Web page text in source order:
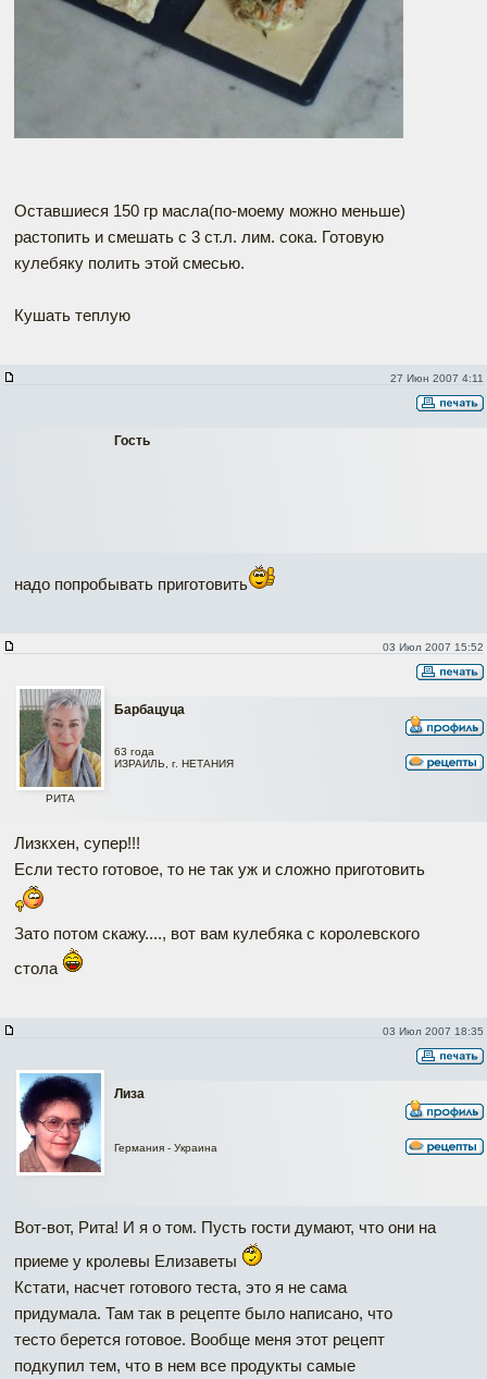
Оставшиеся 150 гр масла(по-моему можно меньше)
растопить и смешать с 3 ст.л. лим. сока. Готовую
кулебяку полить этой смесью.
Кушать теплую
27 Июн 2007 4:11
Гость
надо попробывать приготовить
03 Июл 2007 15:52
Барбацуца
РИТА
63 года
ИЗРАИЛЬ, г. НЕТАНИЯ
Лизкхен, супер!!!
Если тесто готовое, то не так уж и сложно приготовить
Зато потом скажу...., вот вам кулебяка с королевского
стола
03 Июл 2007 18:35
Лиза
Германия - Украина
Вот-вот, Рита! И я о том. Пусть гости думают, что они на
приеме у кролевы Елизаветы
Кстати, насчет готового теста, это я не сама
придумала. Там так в рецепте было написано, что
тесто берется готовое. Вообще меня этот рецепт
подкупил тем, что в нем все продукты самые